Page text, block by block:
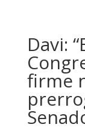
Davi:
firme